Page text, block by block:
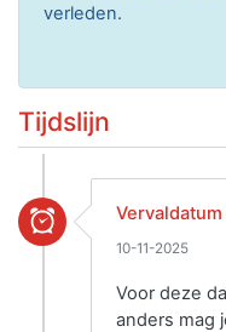
verleden.
Tijdslijn
Vervaldatum
10-11-2025
Voor deze
anders mag